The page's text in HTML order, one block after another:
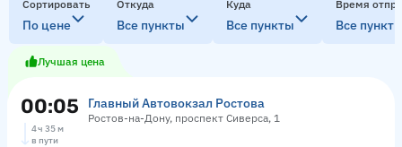
Сортировать
По цене
Откуда
Все пункты
Куда
Все пункты
Время
Все
Лучшая цена
00:05 Главный Автовокзал Ростова
Ростов-на-Дону, проспект Сиверса, 1
4 ч 35 м
в пути